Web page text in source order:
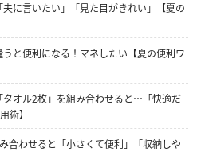
に言いたい」「見た目がきれい」【夏の
と便利になる！マネしたい【夏の便利ワ
タオル2枚」を組み合わせると…「快適だ
術】
合わせると「小さくて便利」「収納しや